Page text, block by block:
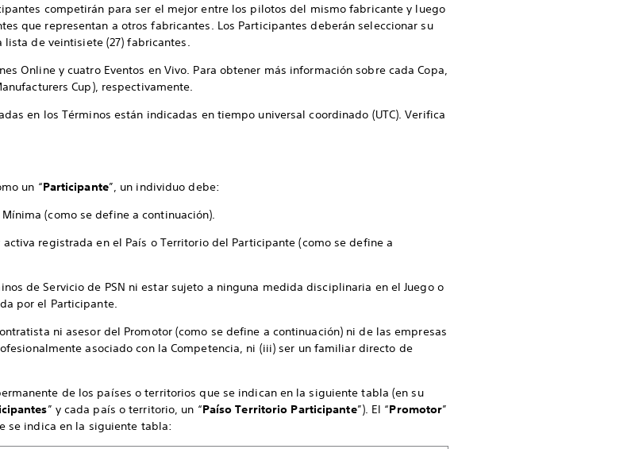
competirán para ser el mejor entre los pilotos del mismo fabricante y luego
que representan a otros fabricantes. Los Participantes deberán seleccionar su
de veintisiete (27) fabricantes.
Online y cuatro Eventos en Vivo. Para obtener más información sobre cada Copa,
Cup), respectivamente.
en los Términos están indicadas en tiempo universal coordinado (UTC). Verifica
un “Participante”, un individuo debe:
(como se define a continuación).
activa registrada en el País o Territorio del Participante (como se define a
de Servicio de PSN ni estar sujeto a ninguna medida disciplinaria en el Juego o
por el Participante.
ni asesor del Promotor (como se define a continuación) ni de las empresas
asociado con la Competencia, ni (iii) ser un familiar directo de
de los países o territorios que se indican en la siguiente tabla (en su
” y cada país o territorio, un “Paíso Territorio Participante”). El “Promotor”
se indica en la siguiente tabla: